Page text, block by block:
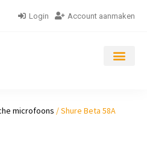
Login Account aanmaken
microfoons / Shure Beta 58A